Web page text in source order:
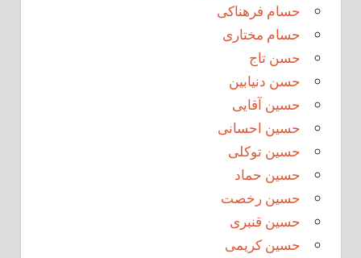
حسام فرهناکی
حسام مختاری
حسن تاج
حسن دنیابین
حسین آقایی
حسین احسانی
حسین توکلی
حسین حماد
حسین رخصت
حسین قنبری
حسین کریمی